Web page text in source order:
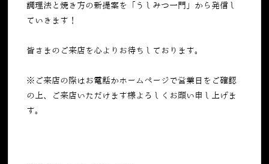
調理法と焼き方の新提案を「うしみつ一門」から発信し
ていきます！
皆さまのご来店を心よりお待ちしております。
※ご来店の際はお電話かホームページで営業日をご確認
の上、ご来店いただけます様よろしくお願い申し上げま
す。